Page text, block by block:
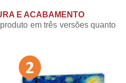
E ACABAMENTO
em três versões quanto